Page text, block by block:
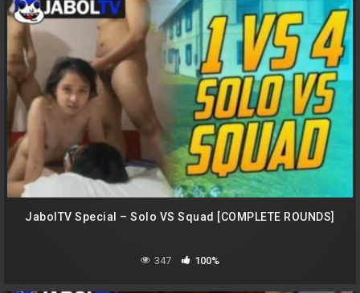
JabolTV Special – Solo VS Squad [COMPLETE ROUNDS]
347 100%